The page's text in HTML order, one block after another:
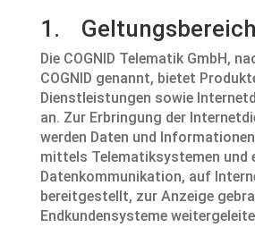
1. Geltungsbereich
Die COGNID Telematik GmbH,
COGNID genannt, bietet
Dienstleistungen sowie
an. Zur Erbringung der
werden Daten und
mittels Telematiksystemen und
Datenkommunikation, auf
bereitgestellt, zur Anzeige
Endkundensysteme